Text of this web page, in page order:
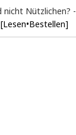
nicht Nützlichen? -
[Lesen•Bestellen]